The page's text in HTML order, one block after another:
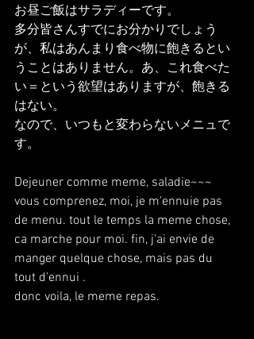
お昼ご飯はサラディーです。
多分皆さんすでにお分かりでしょう
が、私はあんまり食べ物に飽きるとい
うことはありません。あ、これ食べた
い＝という欲望はありますが、飽きる
はない。
なので、いつもと変わらないメニュで
す。
Dejeuner comme meme, saladie~~~
vous comprenez, moi, je m'ennuie pas
de menu. tout le temps la meme chose,
ca marche pour moi. fin, j'ai envie de
manger quelque chose, mais pas du
tout d'ennui .
donc voila, le meme repas.